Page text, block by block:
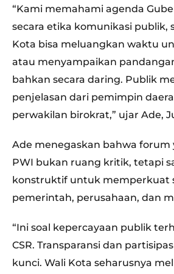
“Kami memahami agenda
secara etika komunikasi publik,
Kota bisa meluangkan waktu
atau menyampaikan
bahkan secara daring. Publik
penjelasan dari pemimpin
perwakilan birokrat,” ujar Ade,
Ade menegaskan bahwa forum
PWI bukan ruang kritik, tetapi
konstruktif untuk memperkuat
pemerintah, perusahaan, dan
“Ini soal kepercayaan publik
CSR. Transparansi dan
kunci. Wali Kota seharusnya